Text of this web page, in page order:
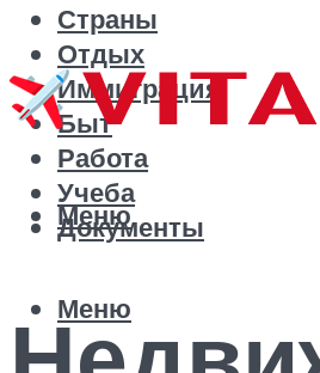
Страны
Отдых
Иммиграция
Быт
Работа
Учеба
Документы
Меню
Меню